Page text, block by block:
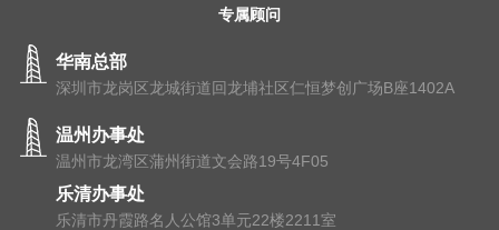
专属顾问
华南总部
深圳市龙岗区龙城街道回龙埔社区仁恒梦创广场B座1402A
温州办事处
温州市⻰湾区蒲州街道⽂会路19号4F05
乐清办事处
乐清市丹霞路名人公馆3单元22楼2211室